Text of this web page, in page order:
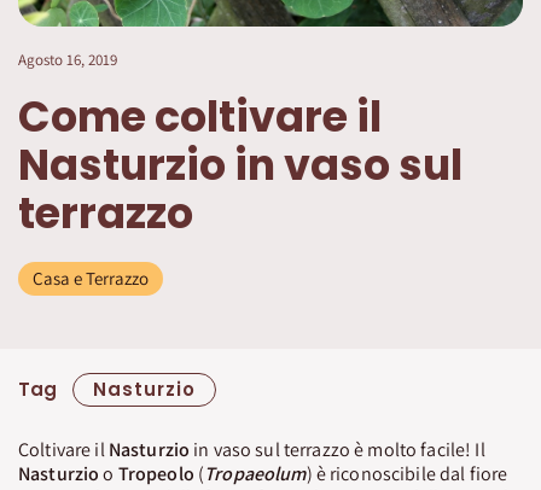
Agosto 16, 2019
Come coltivare il
Nasturzio in vaso sul
terrazzo
Casa e Terrazzo
Tag Nasturzio
Coltivare ilNasturzio in vaso sul terrazzo è molto facile! Il
Nasturzioo Tropeolo (Tropaeolum) è riconoscibile dal fiore